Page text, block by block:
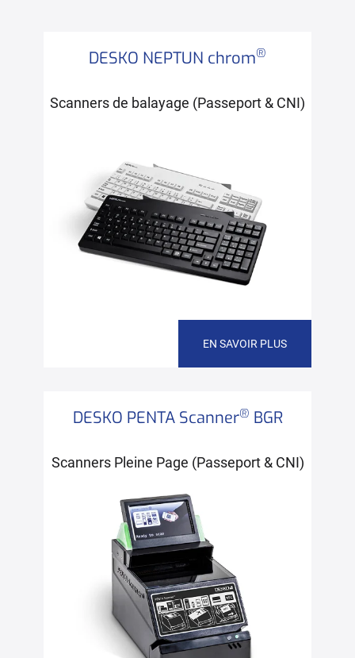
DESKO NEPTUN chrom®
Scanners de balayage (Passeport & CNI)
EN SAVOIR PLUS
DESKO PENTA Scanner® BGR
Scanners Pleine Page (Passeport & CNI)